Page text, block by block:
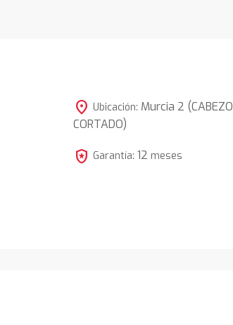
location_on Ubicación: Murcia 2 (CABEZO
CORTADO)
local_police Garantía: 12 meses